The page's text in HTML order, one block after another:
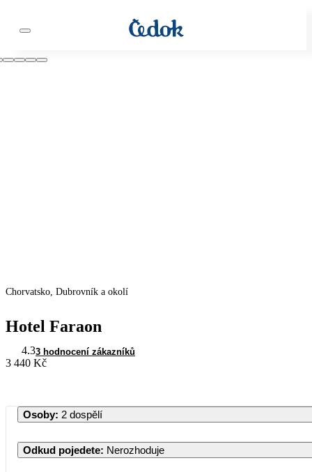
Chorvatsko, Dubrovník a okolí
Hotel Faraon
4.33 hodnocení zákazníků
3 440 Kč
Osoby: 2 dospělí
Odkud pojedete: Nerozhoduje